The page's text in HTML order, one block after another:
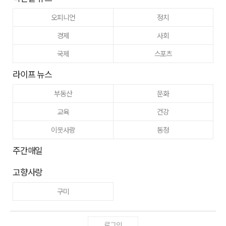
오피니언
정치
경제
사회
국제
스포츠
라이프 뉴스
부동산
문화
교육
건강
이웃사랑
동정
주간매일
고향사랑
구미